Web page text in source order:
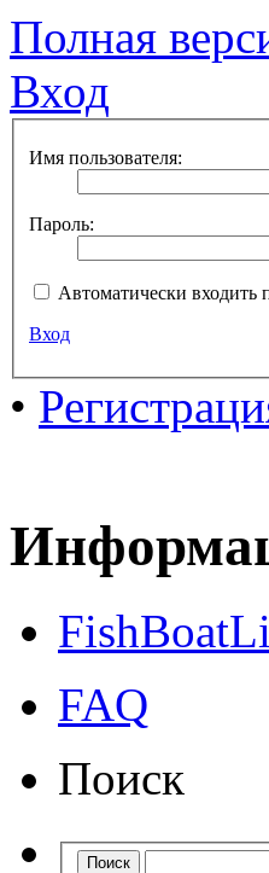
Полная
Вход
Имя пользователя:
Пароль:
Автоматически
Вход
•
FAQ
Поиск